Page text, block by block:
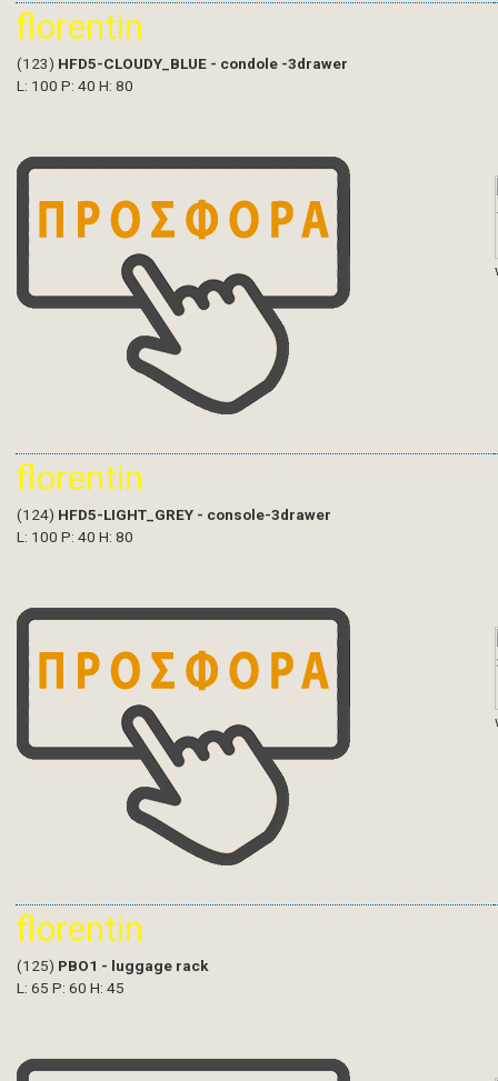
florentin
(123) HFD5-CLOUDY_BLUE - condole -3drawer
L: 100 P: 40 H: 80
florentin
(124) HFD5-LIGHT_GREY - console-3drawer
L: 100 P: 40 H: 80
florentin
(125) PBO1 - luggage rack
L: 65 P: 60 H: 45